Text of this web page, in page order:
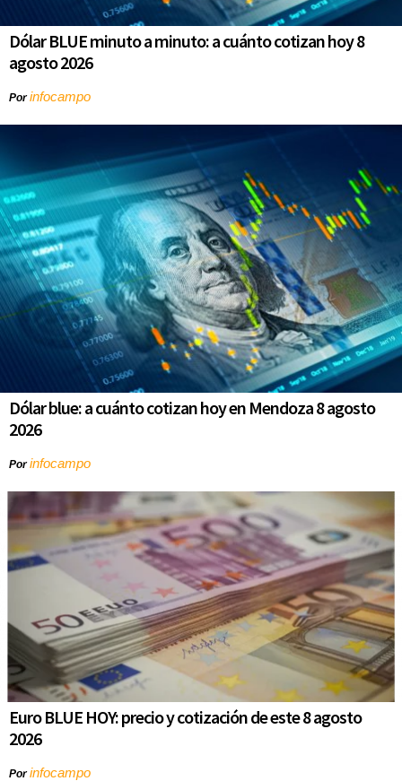
Dólar BLUE minuto a minuto: a cuánto cotizan hoy 8
agosto 2026
Porinfocampo
Dólar blue: a cuánto cotizan hoy en Mendoza 8 agosto
2026
Porinfocampo
Euro BLUE HOY: precio y cotización de este 8 agosto
2026
Porinfocampo